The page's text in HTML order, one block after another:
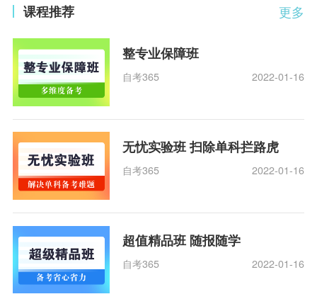
更多
课程推荐
整专业保障班
自考365 2022-01-16
无忧实验班 扫除单科拦路虎
自考365 2022-01-16
超值精品班 随报随学
自考365 2022-01-16